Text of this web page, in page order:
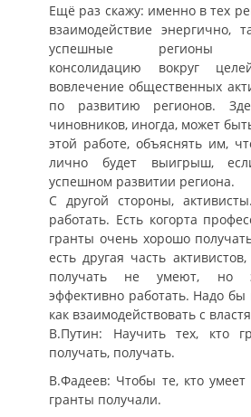
Ещё раз скажу: именно в тех
взаимодействие энергично,
успешные регионы
консолидацию вокруг
вовлечение общественных
по развитию регионов.
чиновников, иногда, может
этой работе, объяснять им,
лично будет выигрыш,
успешном развитии региона.
С другой стороны,
работать. Есть когорта
гранты очень хорошо
есть другая часть
получать не умеют, но
эффективно работать. Надо бы
как взаимодействовать с
В.Путин: Научить тех, кто
получать, получать.
В.Фадеев: Чтобы те, кто
гранты получали.